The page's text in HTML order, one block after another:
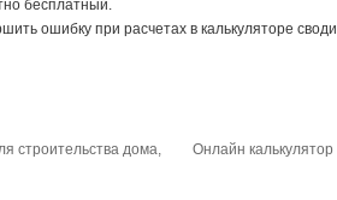
бесплатный.
ошибку при расчетах в калькуляторе
строительства дома,
Онлайн